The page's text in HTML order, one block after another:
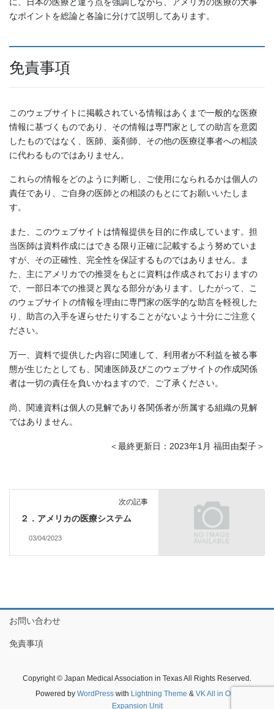
なポイントを総論と各論に分けて説明してあります。
免責事項
このウェブサイトに掲載されている情報はあくまで一般的な医療
情報に基づくものであり、その情報は専門家としての助言を意図
したものではなく、医師、薬剤師、その他の医療従事者への相談
に代わるものではありません。
これらの情報をどのように判断し、ご使用になられるかは個人の
責任であり、ご自身の医師との相談のもとにてお願いいたしま
す。
また、このウェブサイトは情報提供を目的に作成しています。担
当医師は資料作成にはできる限り正確に記載するよう努めていま
すが、その正確性、完全性を保証するものではありません。ま
た、主にアメリカでの推奨をもとに資料は作成されておりますの
で、一部日本での推奨と異なる部分があります。したがって、こ
のウェブサイトの情報を理由に専門家の医学的な助言を軽視した
り、助言の入手を遅らせたりすることがないよう十分にご注意く
ださい。
万一、資料で提供した内容に関連して、利用者が不利益を被る事
態が生じたとしても、関連医師及びこのウェブサイトの作成関係
者は一切の責任を負いかねますので、ご了承ください。
尚、関連資料は個人の見解であり各関係者が所属する組織の見解
ではありません。
＜最終更新日：2023年1月 福田由梨子＞
次の記事
２．アメリカの医療システム
03/04/2023
お問い合わせ
免責事項
Copyright © Japan Medical Association in Texas All Rights Reserved.
Powered by WordPresswith Lightning Theme & VK All in One
Expansion Unit